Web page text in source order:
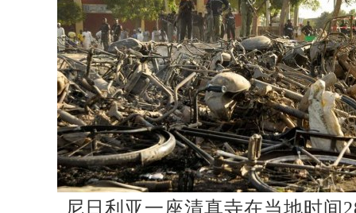
尼日利亚一座清真寺在当地时间